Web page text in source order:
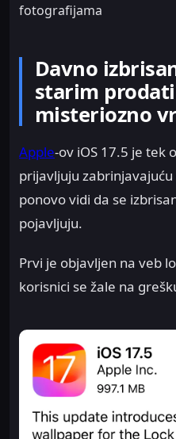
fotografijama
Davno
starim
misteriozno
Apple-ov iOS 17.5 je tek
prijavljuju
ponovo vidi da se
pojavljuju.
Prvi je objavljen na veb
korisnici se žale na